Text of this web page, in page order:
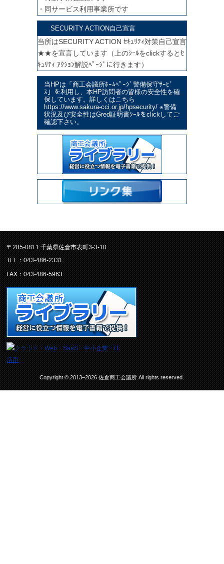
・同サービス利用事業所です
SECURITY ACTION自己宣言
当所はSECURITY ACTION ｾｷｭﾘﾃｨ対策自己宣言
★★を宣言しています（上のｼｰﾙをclickするとｾ
ｷｭﾘﾃｨ ｱｸｼｮﾝ解説ﾍﾟｰｼﾞに行きます）
当HPは「商工会議所ﾎｰﾑﾍﾟｰｼﾞ警備保守ｻｰﾋﾞ
ｽ」を利用し、本HP訪問者の皆様の安全性を確
保しています。詳しくはこちら
https://www.sakura-cci.or.jp/hpsecurity/ ※警備
状況及び安全性はGred証明書ｼｰﾙをclickしてご
確認下さい。
〒285-0811 千葉県佐倉市表町3-3-10
TEL：043-486-2331
FAX：043-486-5963
Copyright © 2013–2026 佐倉商工会議所.All rights reserved.